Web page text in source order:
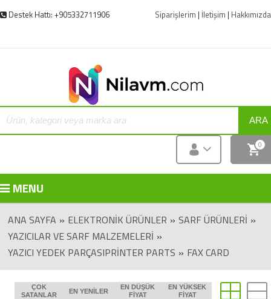
Destek Hattı: +905332711906 Siparişlerim | İletişim | Hakkımızda
ARA
0
MENU
ANA SAYFA » ELEKTRONIK ÜRÜNLER » SARF ÜRÜNLERI »
YAZICILAR VE SARF MALZEMELERI »
YAZICI YEDEK PARÇASIPRINTER PARTS » FAX CARD
ÇOK
SATANLAR
EN YENILER
EN DÜŞÜK
FIYAT
EN YÜKSEK
FIYAT